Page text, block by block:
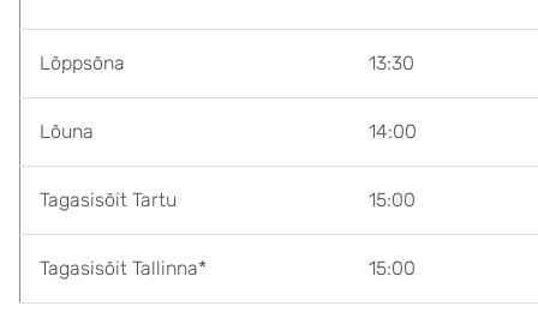
Lõppsõna 13:30
Lõuna 14:00
Tagasisõit Tartu 15:00
Tagasisõit Tallinna* 15:00